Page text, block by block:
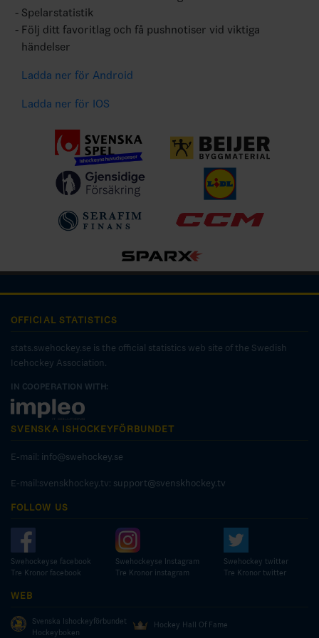
Spelarstatistik
Följ ditt favoritlag och få pushnotiser vid viktiga
händelser
Ladda ner för Android
Ladda ner för IOS
OFFICIAL STATISTICS
stats.swehockey.se is the official statistics web site of the Swedish
Icehockey Association.
IN COOPERATION WITH:
SVENSKA ISHOCKEYFÖRBUNDET
E-mail: info@swehockey.se
E-mail:svenskhockey.tv: support@svenskhockey.tv
FOLLOW US
Swehockeyse facebook
Tre Kronor facebook
Swehockeyse Instagram
Tre Kronor instagram
Swehockey twitter
Tre Kronor twitter
WEB
Svenska Ishockeyförbundet
Hockeyboken
Hockey Hall Of Fame